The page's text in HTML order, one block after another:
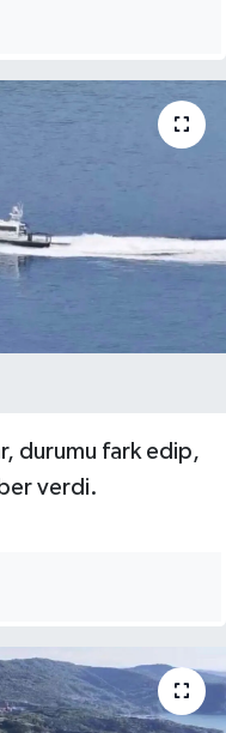
durumu fark edip,
verdi.